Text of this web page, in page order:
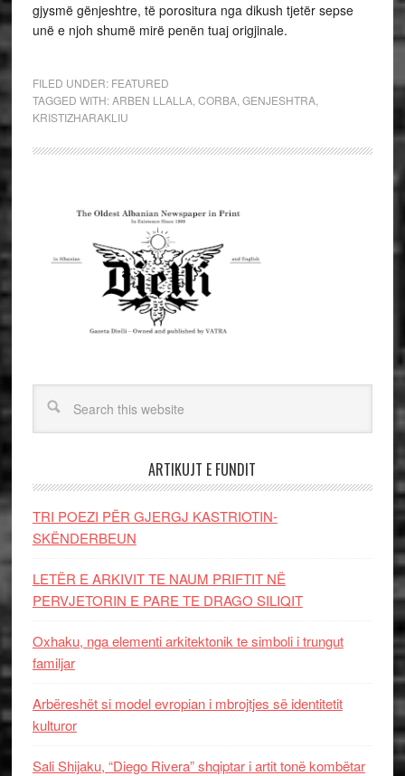
gjysmë gënjeshtre, të porositura nga dikush tjetër sepse
unë e njoh shumë mirë penën tuaj origjinale.
FILED UNDER: FEATURED
TAGGED WITH:ARBEN LLALLA, CORBA, GENJESHTRA,
KRISTIZHARAKLIU
ARTIKUJT E FUNDIT
TRI POEZI PËR GJERGJ KASTRIOTIN-
SKËNDERBEUN
LETËR E ARKIVIT TE NAUM PRIFTIT NË
PERVJETORIN E PARE TE DRAGO SILIQIT
Oxhaku, nga elementi arkitektonik te simboli i trungut
familjar
Arbëreshët si model evropian i mbrojtjes së identitetit
kulturor
Sali Shijaku, “Diego Rivera” shqiptar i artit tonë kombëtar